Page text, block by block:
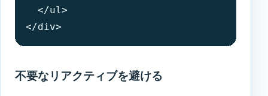
  </ul>
</div>
不要なリアクティブを避ける